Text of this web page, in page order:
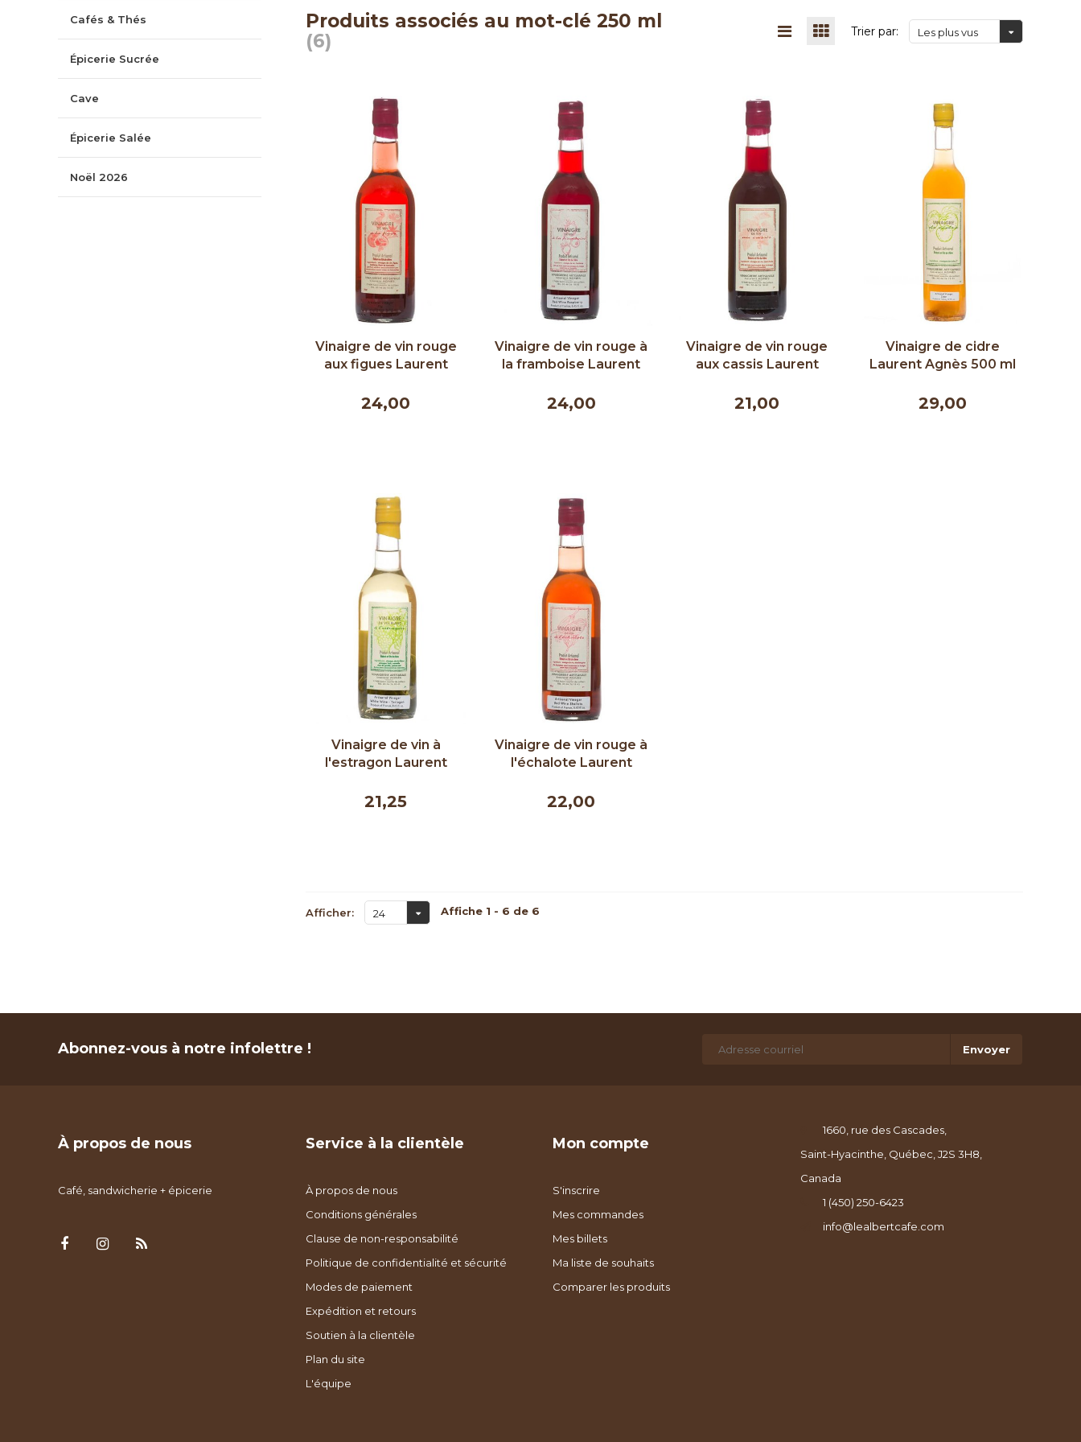
Cafés & Thés
Épicerie Sucrée
Cave
Épicerie Salée
Noël 2026
Produits associés au mot-clé 250 ml
(6)
Trier par: Les plus vus
Vinaigre de vin rouge
aux figues Laurent
24,00
Vinaigre de vin rouge à
la framboise Laurent
24,00
Vinaigre de vin rouge
aux cassis Laurent
21,00
Vinaigre de cidre
Laurent Agnès 500 ml
29,00
Vinaigre de vin à
l'estragon Laurent
21,25
Vinaigre de vin rouge à
l'échalote Laurent
22,00
Afficher: 24 Affiche 1 - 6 de 6
Abonnez-vous à notre infolettre ! Envoyer
À propos de nous
Café, sandwicherie + épicerie
Service à la clientèle
À propos de nous
Conditions générales
Clause de non-responsabilité
Politique de confidentialité et sécurité
Modes de paiement
Expédition et retours
Soutien à la clientèle
Plan du site
L'équipe
Mon compte
S'inscrire
Mes commandes
Mes billets
Ma liste de souhaits
Comparer les produits
1660, rue des Cascades,
Saint-Hyacinthe, Québec, J2S 3H8,
Canada
1 (450) 250-6423
info@lealbertcafe.com